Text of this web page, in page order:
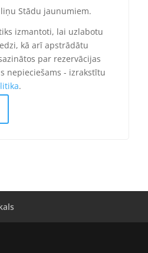
Stādu jaunumiem.
izmantoti, lai uzlabotu
kā arī apstrādātu
par rezervācijas
nepieciešams - izrakstītu
.